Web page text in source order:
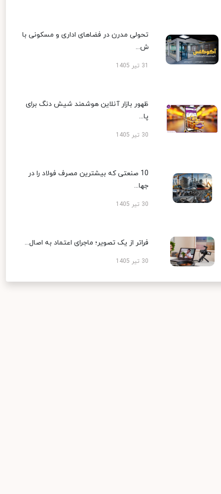
تحولی مدرن در فضاهای اداری و مسکونی با
ش...
ظهور بازار آنلاین هوشمند شیش دنگ برای
پا...
30 تیر 1405
10 صنعتی که بیشترین مصرف فولاد را در
جها...
30 تیر 1405
فراتر از یک تصویر؛ ماجرای اعتماد به اصال...
30 تیر 1405